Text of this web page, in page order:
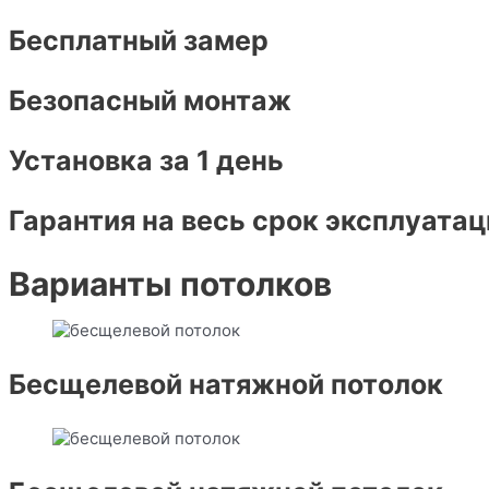
Бесплатный замер
Безопасный монтаж
Установка за 1 день
Гарантия на весь срок
Варианты потолков
Бесщелевой натяжной потолок